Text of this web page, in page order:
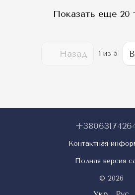
Показать еще 20
Назад 1 из 5
Контактная
Полная версия
© 2026